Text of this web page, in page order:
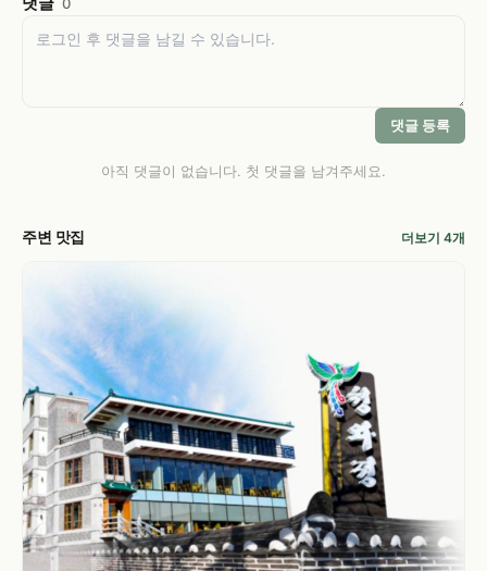
댓글 등록
아직 댓글이 없습니다. 첫 댓글을 남겨주세요.
주변 맛집 더보기 4개